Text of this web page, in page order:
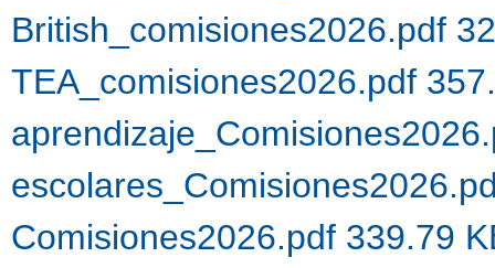
British_comisiones2026.pdf
TEA_comisiones2026.pdf
Comisiones2026.pdf 339.79